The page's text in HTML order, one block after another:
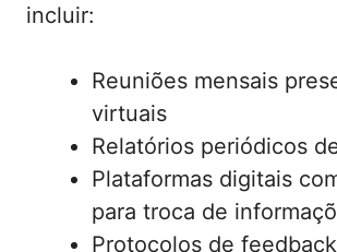
incluir:
Reuniões mensais
virtuais
Relatórios periódicos
Plataformas digitais
para troca de
Protocolos de